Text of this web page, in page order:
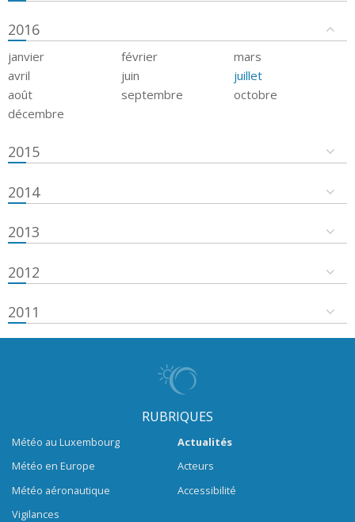
2016
janvier février
mars
avril
juin
juillet
août
septembre
octobre
décembre
2015
2014
2013
2012
2011
RUBRIQUES
Météo au Luxembourg
Météo en Europe
Météo aéronautique
Vigilances
Actualités
Acteurs
Accessibilité